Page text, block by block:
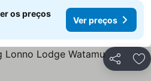
os preços
Ver preços
Partilhar